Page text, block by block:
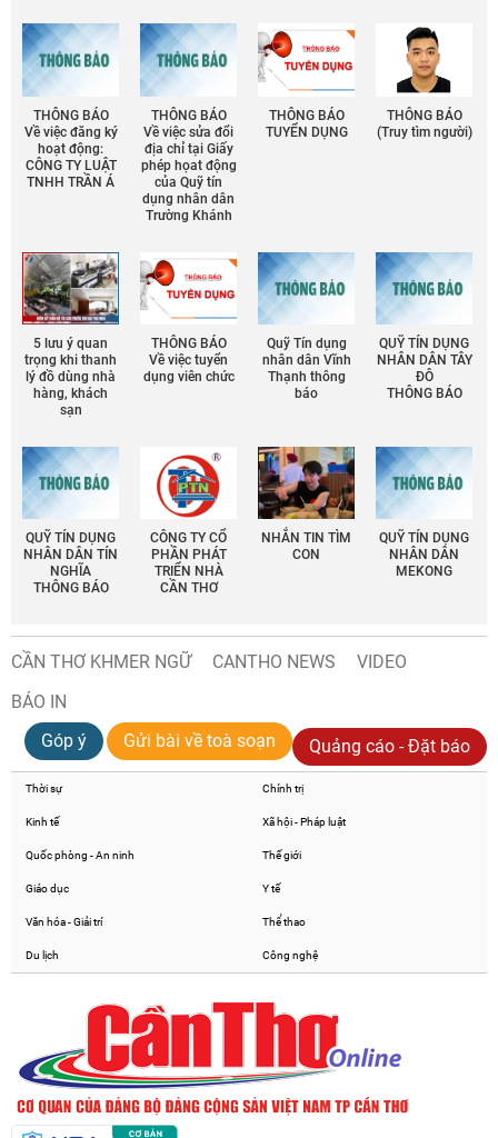
THÔNG BÁO
Về việc đăng ký
hoạt động:
CÔNG TY LUẬT
TNHH TRẦN Á
THÔNG BÁO
Về việc sửa đổi
địa chỉ tại Giấy
phép họat động
của Quỹ tín
dụng nhân dân
Trường Khánh
THÔNG BÁO
TUYỂN DỤNG
THÔNG BÁO
(Truy tìm người)
5 lưu ý quan
trọng khi thanh
lý đồ dùng nhà
hàng, khách
sạn
THÔNG BÁO
Về việc tuyển
dụng viên chức
Quỹ Tín dụng
nhân dân Vĩnh
Thạnh thông
báo
QUỸ TÍN DỤNG
NHÂN DÂN TÂY
ĐÔ
THÔNG BÁO
QUỸ TÍN DỤNG
NHÂN DÂN TÍN
NGHĨA
THÔNG BÁO
CÔNG TY CỔ
PHẦN PHÁT
TRIỂN NHÀ
CẦN THƠ
NHẮN TIN TÌM
CON
QUỸ TÍN DỤNG
NHÂN DÂN
MEKONG
CẦN THƠ KHMER NGỮ CANTHO NEWS
VIDEO
BÁO IN
Góp ý
Gửi bài về toà soạn Quảng cáo - Đặt báo
Thời sự Chính trị
Kinh tế Xã hội - Pháp luật
Quốc phòng - An ninh Thế giới
Giáo dục Y tế
Văn hóa - Giải trí Thể thao
Du lịch Công nghệ